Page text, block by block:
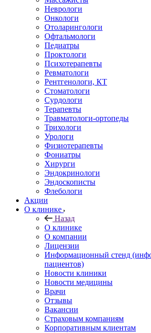
Неврологи
Онкологи
Отоларингологи
Офтальмологи
Педиатры
Проктологи
Психотерапевты
Ревматологи
Рентгенологи, КТ
Стоматологи
Сурдологи
Терапевты
Травматологи-ортопеды
Трихологи
Урологи
Физиотерапевты
Фониатры
Хирурги
Эндокринологи
Эндоскописты
Флебологи
Акции
О клинике
Назад
О клинике
О компании
Лицензии
Информационный стенд
пациентов)
Новости клиники
Новости медицины
Врачи
Отзывы
Вакансии
Страховым компаниям
Корпоративным клиентам